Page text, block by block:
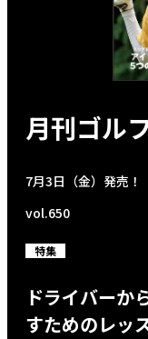
月刊ゴル
7月3日（金）発売！
vol.650
特集
ドライバーか
すためのレッ